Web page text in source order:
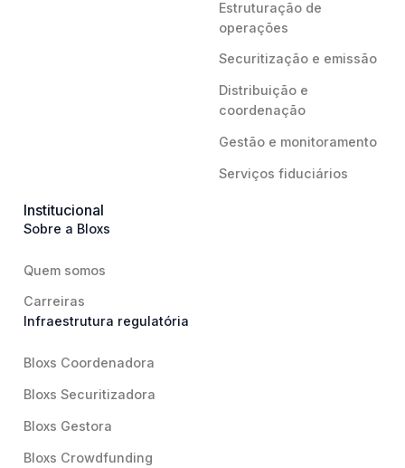
Estruturação de
operações
Securitização e emissão
Distribuição e
coordenação
Gestão e monitoramento
Serviços fiduciários
Institucional
Sobre a Bloxs
Quem somos
Carreiras
Infraestrutura regulatória
Bloxs Coordenadora
Bloxs Securitizadora
Bloxs Gestora
Bloxs Crowdfunding